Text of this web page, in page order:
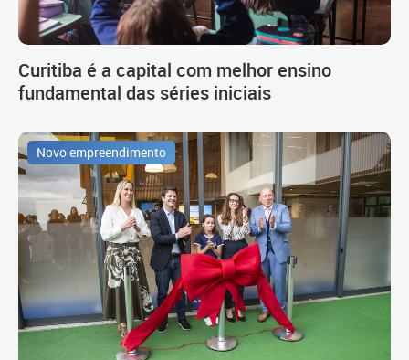
Curitiba é a capital com melhor ensino
fundamental das séries iniciais
Novo empreendimento